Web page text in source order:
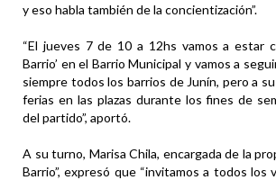
y eso habla también de la concientización”.
“El jueves 7 de 10 a 12hs vamos a estar
Barrio’ en el Barrio Municipal y vamos a
siempre todos los barrios de Junín, pero a
ferias en las plazas durante los fines de
del partido”, aportó.
A su turno, Marisa Chila, encargada de la
Barrio”, expresó que “invitamos a todos los